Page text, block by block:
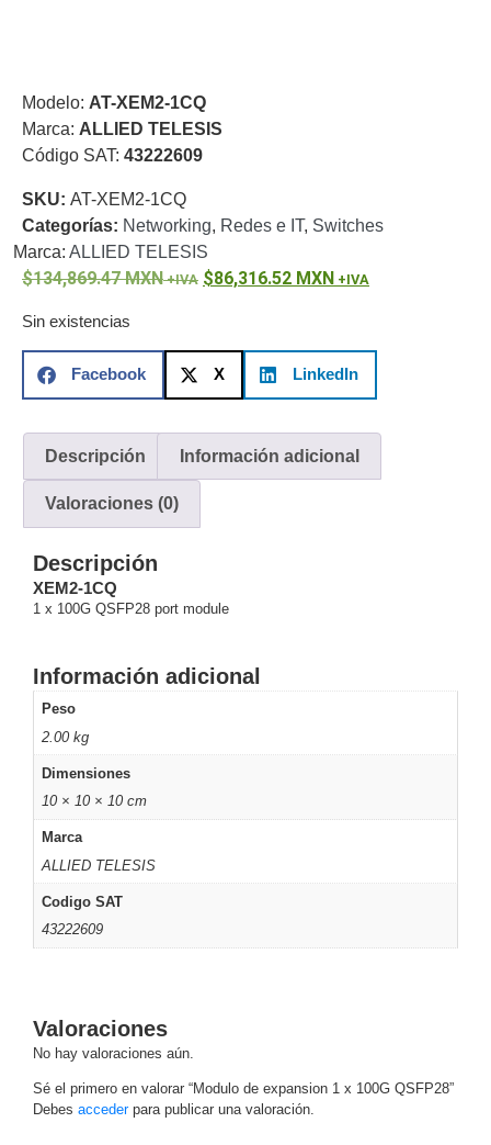
HDMI,
VGA,
DVILentesMicrófonos
para
Cámaras Partes
o
RefaccionesProbadores
de
de Video
Adaptador
a
Coaxial y
Conectores
Armados -
5eFibra
Alimentación
y
Electricidad
Tipo
CaP
/ DVI /
HDMI
Cámaras
IP y NVRs
y
Decodificadores
de
VideoCuboDomo
Modelo: AT-XEM2-1CQ
Marca: ALLIED TELESIS
Código SAT: 43222609
SKU: AT-XEM2-1CQ
Categorías: Networking, Redes e IT, Switches
Marca: ALLIED TELESIS
134,869.47MXN 86,316.52 MXN
Sin existencias
Facebook X LinkedIn
Descripción Información adicional
Valoraciones (0)
Descripción
XEM2-1CQ
1 x 100G QSFP28 port module
Información adicional
Peso
2.00 kg
Dimensiones
10 × 10 × 10 cm
Marca
ALLIED TELESIS
Codigo SAT
43222609
Valoraciones
No hay valoraciones aún.
Sé el primero en valorar “Modulo de expansion 1 x 100G QSFP28”
Debes accederpara publicar una valoración.